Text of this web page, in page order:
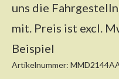
uns die
mit. Preis ist excl.
Beispiel
Artikelnummer: